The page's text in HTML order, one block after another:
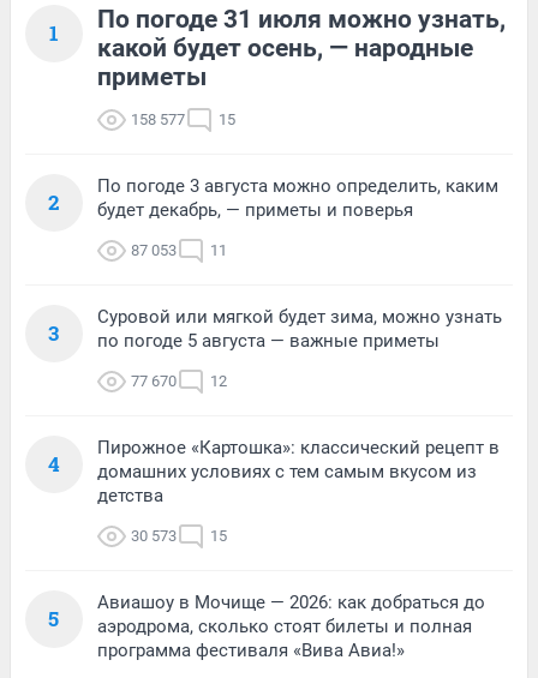
1
По погоде 31 июля можно узнать,
какой будет осень, — народные
приметы
158 577 15
2
По погоде 3 августа можно определить, каким
будет декабрь, — приметы и поверья
87 053 11
3
Суровой или мягкой будет зима, можно узнать
по погоде 5 августа — важные приметы
77 670 12
4
Пирожное «Картошка»: классический рецепт в
домашних условиях с тем самым вкусом из
детства
30 573 15
5
Авиашоу в Мочище — 2026: как добраться до
аэродрома, сколько стоят билеты и полная
программа фестиваля «Вива Авиа!»